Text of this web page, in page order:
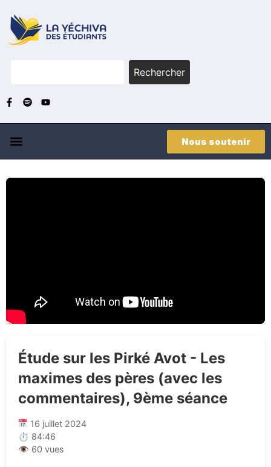
Rechercher
Nous soutenir
Étude sur les Pirké Avot - Les
maximes des pères (avec les
commentaires), 9ème séance
16 juillet 2024
⏱ 84:46
👁 60 vues